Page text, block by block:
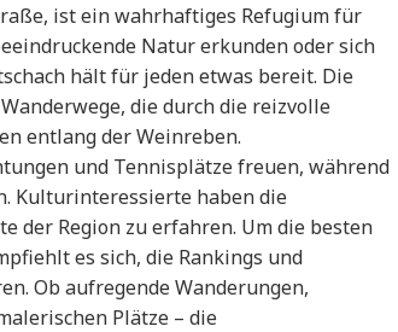
ist ein wahrhaftiges Refugium für
Natur erkunden oder sich
hält für jeden etwas bereit. Die
die durch die reizvolle
entlang der Weinreben.
und Tennisplätze freuen, während
Kulturinteressierte haben die
der Region zu erfahren. Um die besten
es sich, die Rankings und
Ob aufregende Wanderungen,
Plätze – die